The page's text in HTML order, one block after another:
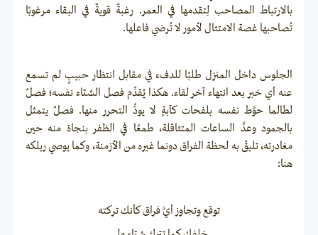
بالارتباط المصاحب لِتقدمها في العمر. رغبةٌ قويةٌ في البقاء مرغوبًا
تُصاحبها غصة الامتثال لأمور لا تُرضي فاعلها.
الجلوس داخل المنزل طلبًا للدفء في مقابل انتظار حبيبٍ لم تسمع
عنه أي خبر بعد انتهاء آخر لقاء. هكذا يُقدِّم فصل الشتاء نفسه؛ فصلٌ
لطالما حوَّط نفسه بلفحات كآبةٍ لا يودُّ التحرر منها. فصلٌ يتمثل
بالجمود وعدِّ الساعات المتثاقلة، طمعًا في الظفر بنجاة منه حين
مغادرته، تليقُ به لحظة الفراق دونما غيره من الأزمنة، وكما يوصي ريلكه
هنا:
توقع وتجاوز أيَّ فراق كأنك تركته